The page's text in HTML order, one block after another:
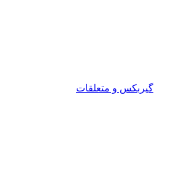
گیربکس و متعلقات